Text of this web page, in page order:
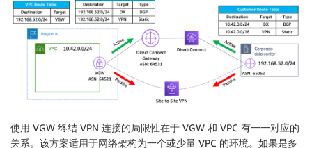
使用 VGW 终结 VPN 连接的局限性在于 VGW 和 VPC 有一一对应的
关系。该方案适用于网络架构为一个或少量 VPC 的环境。如果是多